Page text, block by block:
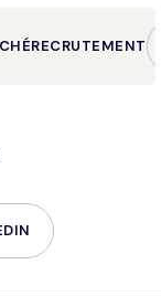
RECRUTEMENT